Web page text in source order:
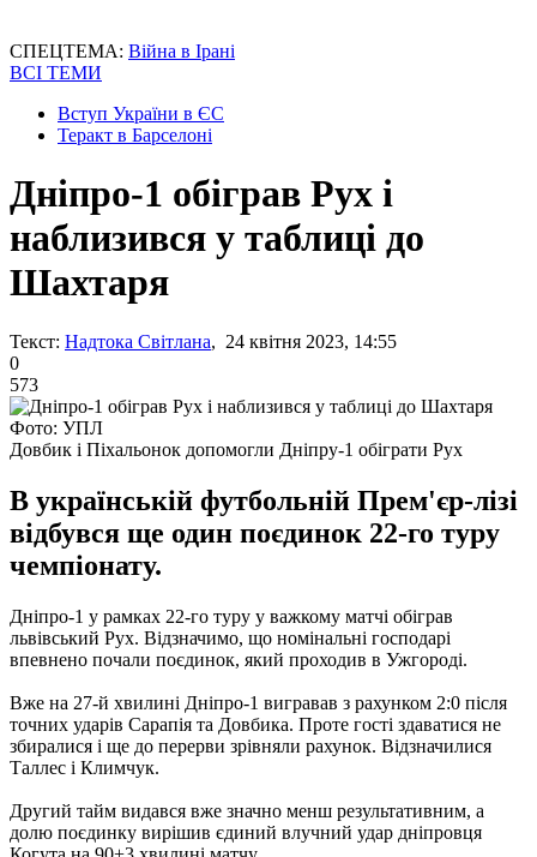
СПЕЦТЕМА: Війна в Ірані
ВСІ ТЕМИ
Вступ України в ЄС
Теракт в Барселоні
Дніпро-1 обіграв Рух і
наблизився у таблиці до
Шахтаря
Текст: Надтока Світлана, 24 квітня 2023, 14:55
0
573
Фото: УПЛ
Довбик і Піхальонок допомогли Дніпру-1 обіграти Рух
В українській футбольній Прем'єр-лізі
відбувся ще один поєдинок 22-го туру
чемпіонату.
Дніпро-1 у рамках 22-го туру у важкому матчі обіграв
львівський Рух. Відзначимо, що номінальні господарі
впевнено почали поєдинок, який проходив в Ужгороді.
Вже на 27-й хвилині Дніпро-1 вигравав з рахунком 2:0 після
точних ударів Сарапія та Довбика. Проте гості здаватися не
збиралися і ще до перерви зрівняли рахунок. Відзначилися
Таллес і Климчук.
Другий тайм видався вже значно менш результативним, а
долю поєдинку вирішив єдиний влучний удар дніпровця